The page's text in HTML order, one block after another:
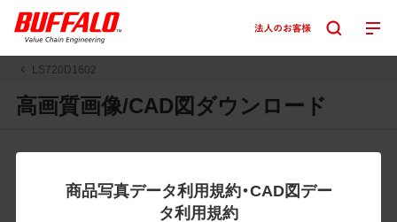
LS720D1602
高画質画像/CAD図ダウンロード
商品写真データ利用規約・CAD図デー
タ利用規約
すと圧縮ファイルのダウンロードが始まります。
JPEG・EPSファイルにはパスが設定されています。画像編集